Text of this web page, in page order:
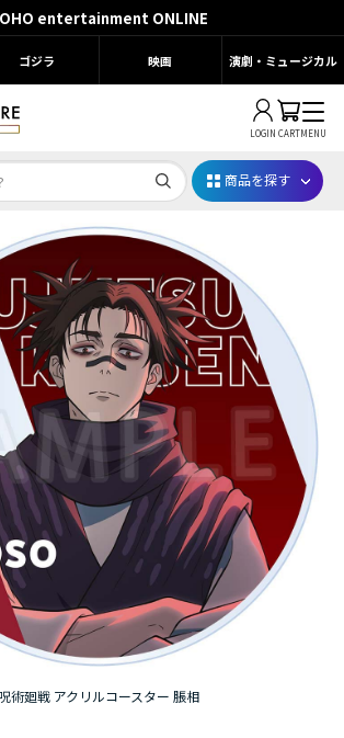
entertainment ONLINE
ゴジラ 映画 演劇・ミュージカル
LOGIN CARTMENU
FES.2026
2026
と 夏の園遊会2026
ーローアカデミア』10周年
ージ＆ユニフォーム
異世界行ったら本気だす～』
女ではございますが ～雛宮蝶鼠と
商品を探す
術廻戦 アクリルコースター 脹相